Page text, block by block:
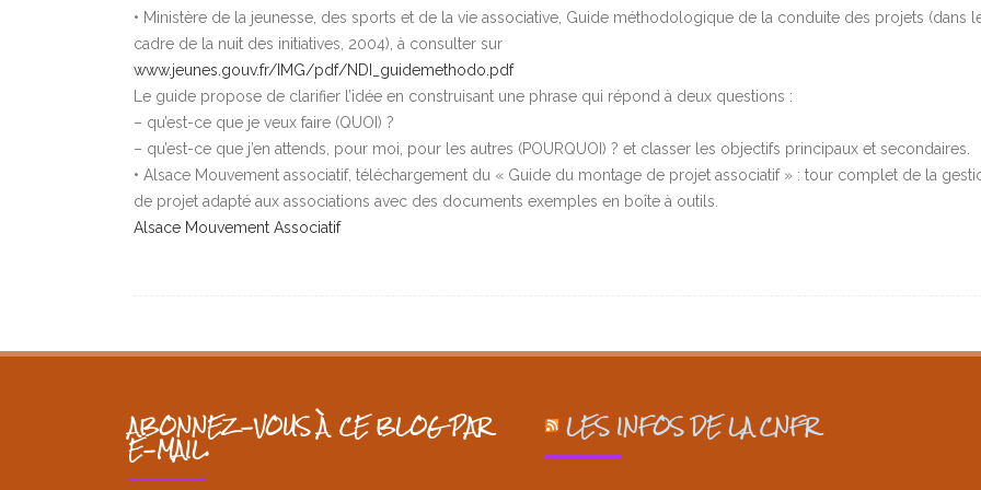
• Ministère de la jeunesse, des sports et de la vie associative, Guide méthodologique de la conduite des projets (dans
cadre de la nuit des initiatives, 2004), à consulter sur
www.jeunes.gouv.fr/IMG/pdf/NDI_guidemethodo.pdf
Le guide propose de clarifier l’idée en construisant une phrase qui répond à deux questions :
– qu’est-ce que je veux faire (QUOI) ?
– qu’est-ce que j’en attends, pour moi, pour les autres (POURQUOI) ? et classer les objectifs principaux et secondaires.
• Alsace Mouvement associatif, téléchargement du « Guide du montage de projet associatif » : tour complet de la
de projet adapté aux associations avec des documents exemples en boîte à outils.
Alsace Mouvement Associatif
ABONNEZ-VOUS À CE BLOG PAR
E-MAIL.
LES INFOS DE LA CNFR